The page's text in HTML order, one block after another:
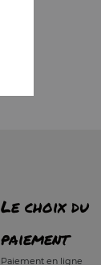
Le choix du
paiement
Paiement en ligne